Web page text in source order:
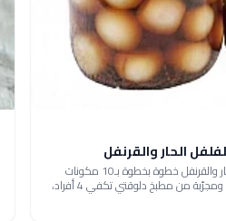
الحار والقرنفل
طريقة عمل بصل مخلل بالفلفل الحار والقرنفل خطوة بخطوة بـ10 مكونات
وفي 10 دقائق فقط. وصفة سهلة ومجرّبة من مطبخ دلوقتي تكفي 4 أفراد،